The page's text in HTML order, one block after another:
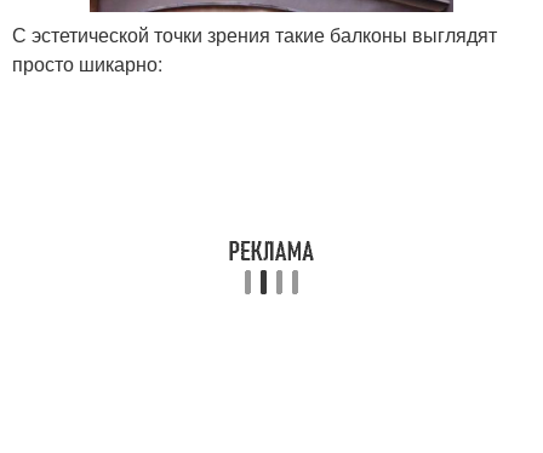
С эстетической точки зрения такие балконы выглядят
просто шикарно: